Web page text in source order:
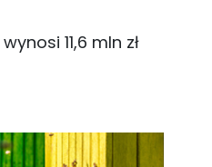
11,6 mln zł